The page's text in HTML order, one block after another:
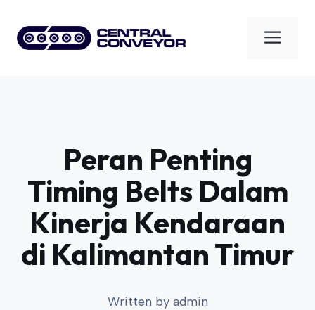
content
Peran Penting
Timing Belts Dalam
Kinerja Kendaraan
di Kalimantan Timur
Written by admin